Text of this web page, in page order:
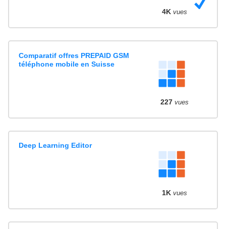
4K vues
Comparatif offres PREPAID GSM
téléphone mobile en Suisse
227 vues
Deep Learning Editor
1K vues